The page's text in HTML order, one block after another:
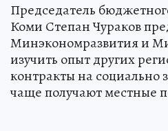
Председатель
Коми Степан Чураков
Минэкономразвития и
изучить опыт других
контракты на социально
чаще получают местные